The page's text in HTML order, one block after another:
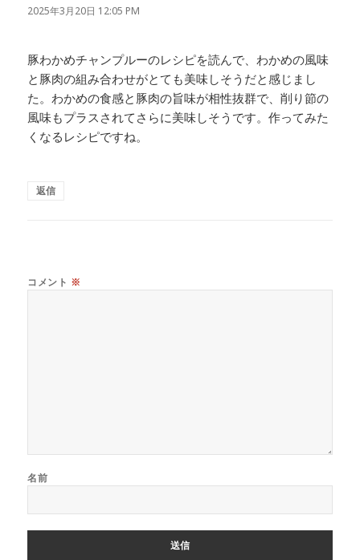
り:
2025年3月20日 12:05 PM
豚わかめチャンプルーのレシピを読んで、わかめの風味
と豚肉の組み合わせがとても美味しそうだと感じまし
た。わかめの食感と豚肉の旨味が相性抜群で、削り節の
風味もプラスされてさらに美味しそうです。作ってみた
くなるレシピですね。
返信
コメント ※
名前